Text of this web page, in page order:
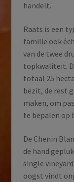
handelt.
Raats is een
familie ook
van de twee
topkwaliteit.
totaal 25
bezit, de rest
maken, om
te bepalen op
De Chenin
de hand
single
oogst vindt